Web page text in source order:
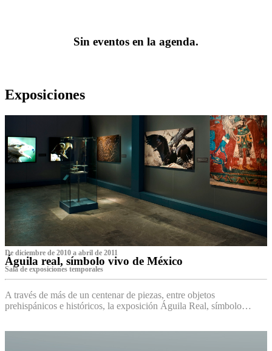
Sin eventos en la agenda.
Exposiciones
De diciembre de 2010 a abril de 2011
Águila real, símbolo vivo de México
Sala de exposiciones temporales
A través de más de un centenar de piezas, entre objetos
prehispánicos e históricos, la exposición Águila Real, símbolo…